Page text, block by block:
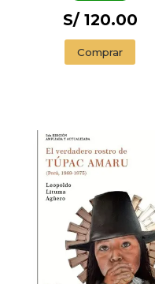
S/ 120.00
Comprar